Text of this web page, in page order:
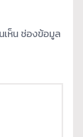
ห็นช่องข้อมูล